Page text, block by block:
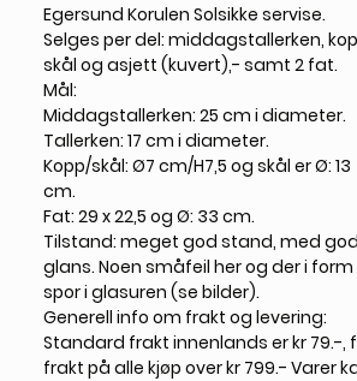
Egersund Korulen Solsikke servise.
Selges per del: middagstallerken,
skål og asjett (kuvert),- samt 2 fat.
Mål:
Middagstallerken: 25 cm i diameter.
Tallerken: 17 cm i diameter.
Kopp/skål: Ø7 cm/H7,5 og skål er Ø: 13
cm.
Fat: 29 x 22,5 og Ø: 33 cm.
Tilstand: meget god stand, med god
glans. Noen småfeil her og der i
spor i glasuren (se bilder).
Generell info om frakt og levering:
Standard frakt innenlands er kr 79.-,
frakt på alle kjøp over kr 799.- Varer